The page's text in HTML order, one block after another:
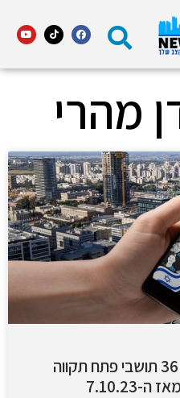
מהרי
אלו השמות והתמונות של 36 תושבי פתח תקווה
7.10.23